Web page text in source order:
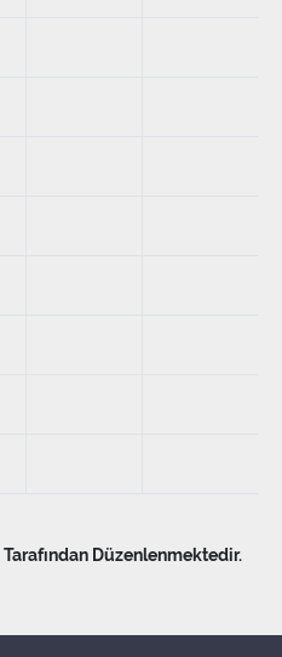
Düzenlenmektedir.